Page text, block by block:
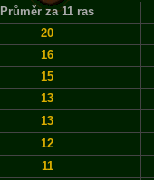
Průměr za 11 ras
20
16
15
13
13
12
11